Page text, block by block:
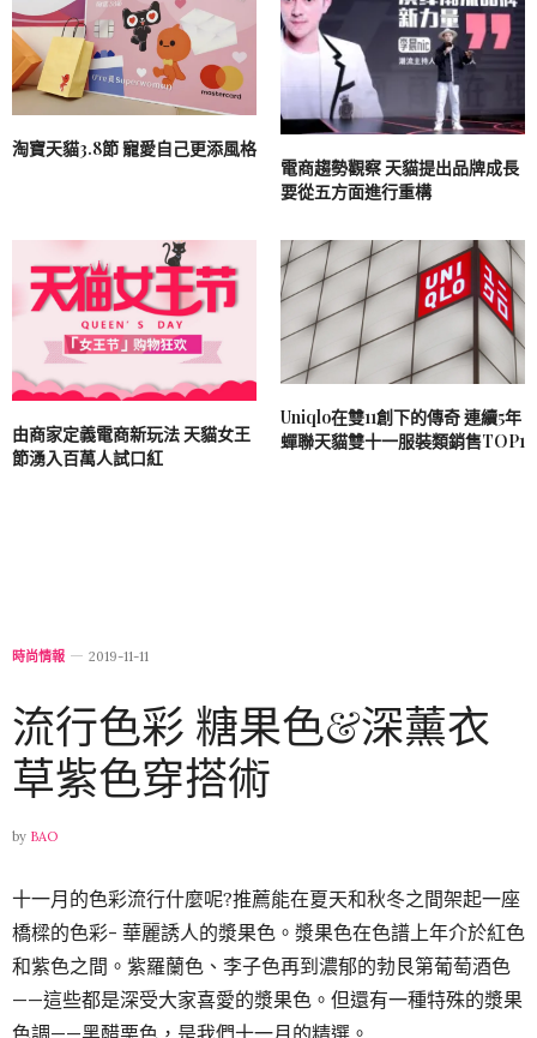
淘寶天貓3.8節 寵愛自己更添風格
電商趨勢觀察 天貓提出品牌成長
要從五方面進行重構
由商家定義電商新玩法 天貓女王
節湧入百萬人試口紅
Uniqlo在雙11創下的傳奇 連續5年
蟬聯天貓雙十一服裝類銷售TOP1
時尚情報 2019-11-11
流行色彩 糖果色&深薰衣
草紫色穿搭術
by BAO
十一月的色彩流行什麼呢?推薦能在夏天和秋冬之間架起一座
橋樑的色彩- 華麗誘人的漿果色。漿果色在色譜上年介於紅色
和紫色之間。紫羅蘭色、李子色再到濃郁的勃艮第葡萄酒色
——這些都是深受大家喜愛的漿果色。但還有一種特殊的漿果